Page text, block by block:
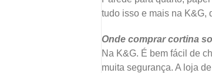
tudo isso e mais na K&G,
Onde comprar cortina
Na K&G. É bem fácil de
muita segurança. A loja